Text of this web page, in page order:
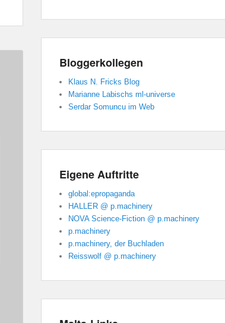
Bloggerkollegen
Klaus N. Fricks Blog
Marianne Labischs ml-universe
Serdar Somuncu im Web
Eigene Auftritte
global:epropaganda
HALLER @ p.machinery
NOVA Science-Fiction @ p.machinery
p.machinery
p.machinery, der Buchladen
Reisswolf @ p.machinery